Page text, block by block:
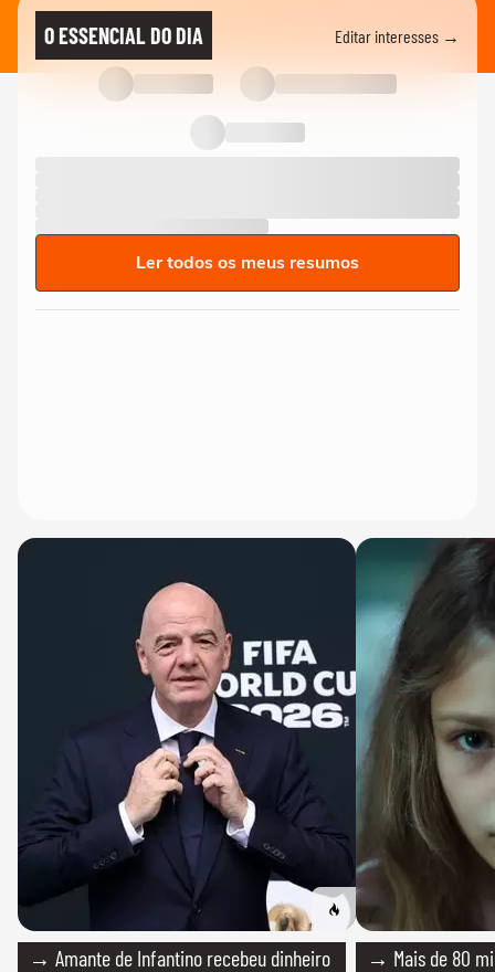
O ESSENCIAL DO DIA Editar interesses →
Ler todos os meus resumos
→ Amante de Infantino recebeu dinheiro
→ Mais de 80